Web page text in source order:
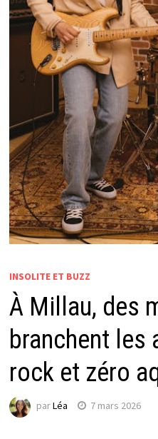
INSOLITE ET BUZZ
À Millau, des
branchent les
rock et zéro
parLéa 7 mars 2026